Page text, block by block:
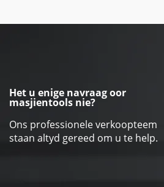
Het u enige navraag oor
masjientools nie?
Ons professionele verkoopteem
staan altyd gereed om u te help.